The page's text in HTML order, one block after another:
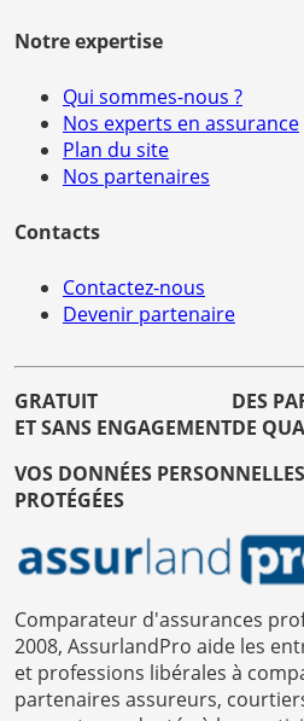
Notre expertise
Qui sommes-nous ?
Nos experts en assurance
Plan du site
Nos partenaires
Contacts
Contactez-nous
Devenir partenaire
GRATUIT
ET SANS ENGAGEMENT
DES
DE
VOS DONNÉES PERSONNELLES
PROTÉGÉES
Comparateur d'assurances
2008, AssurlandPro aide les
et professions libérales à
partenaires assureurs,